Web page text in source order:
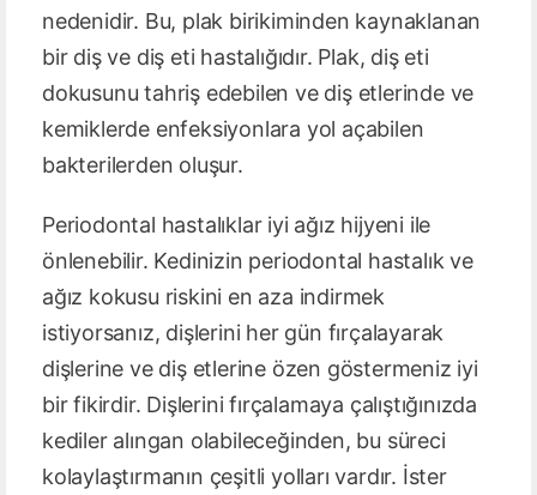
nedenidir. Bu, plak birikiminden kaynaklanan
bir diş ve diş eti hastalığıdır. Plak, diş eti
dokusunu tahriş edebilen ve diş etlerinde ve
kemiklerde enfeksiyonlara yol açabilen
bakterilerden oluşur.
Periodontal hastalıklar iyi ağız hijyeni ile
önlenebilir. Kedinizin periodontal hastalık ve
ağız kokusu riskini en aza indirmek
istiyorsanız, dişlerini her gün fırçalayarak
dişlerine ve diş etlerine özen göstermeniz iyi
bir fikirdir. Dişlerini fırçalamaya çalıştığınızda
kediler alıngan olabileceğinden, bu süreci
kolaylaştırmanın çeşitli yolları vardır. İster